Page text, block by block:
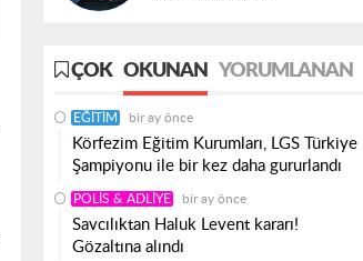
ÇOK OKUNAN YORUMLANAN
EĞITIM bir ay önce
Körfezim Eğitim Kurumları, LGS Türkiye
Şampiyonu ile bir kez daha gururlandı
POLIS & ADLIYE bir ay önce
Savcılıktan Haluk Levent kararı!
Gözaltına alındı